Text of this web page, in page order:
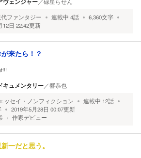
ヴェンジャー
ファンタジー 連載中 4話 6,360文字
12日 22:42更新
来たら！？
キュメンタリー／響恭也
ッセイ・ノンフィクション 連載中 12話
2019年5月28日 00:07更新
作家デビュー
一だと思う。